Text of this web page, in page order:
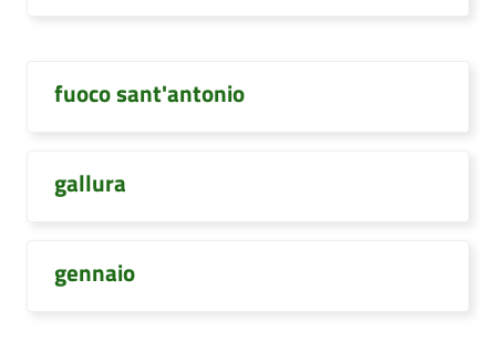
fuoco sant'antonio
gallura
gennaio